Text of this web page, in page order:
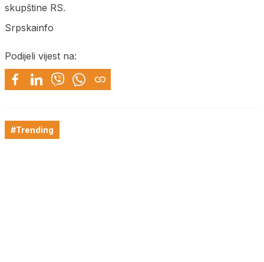
skupštine RS.
Srpskainfo
Podijeli vijest na:
#Trending